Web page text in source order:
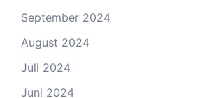
September 2024
August 2024
Juli 2024
Juni 2024